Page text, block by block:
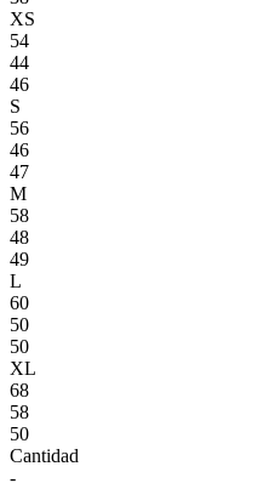
XS
54
44
46
S
56
46
47
M
58
48
49
L
60
50
50
XL
68
58
50
Cantidad
-